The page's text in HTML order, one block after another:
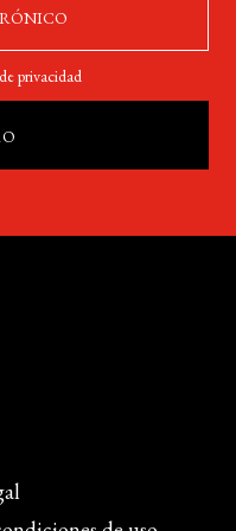
privacidad